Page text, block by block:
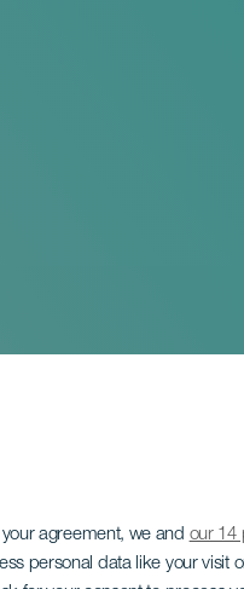
agreement, we and our 14
personal data like your visit